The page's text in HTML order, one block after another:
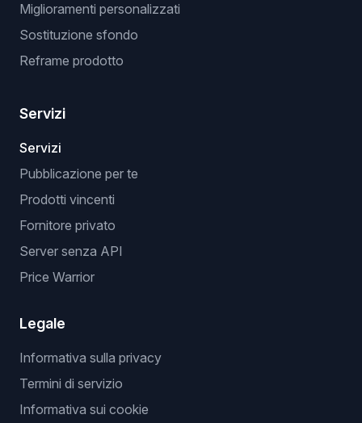
Miglioramenti personalizzati
Sostituzione sfondo
Reframe prodotto
Servizi
Servizi
Pubblicazione per te
Prodotti vincenti
Fornitore privato
Server senza API
Price Warrior
Legale
Informativa sulla privacy
Termini di servizio
Informativa sui cookie